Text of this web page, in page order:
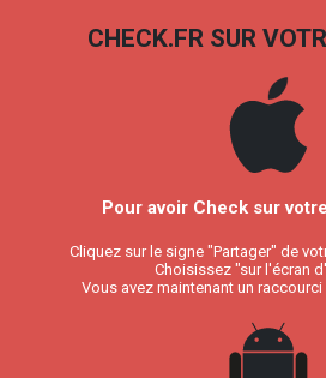
CHECK.FR SUR
Pour avoir Check sur
Cliquez sur le signe "Partager" de
Choisissez "sur l'écran
Vous avez maintenant un